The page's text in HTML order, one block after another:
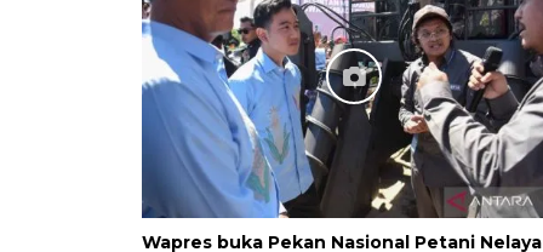
Wapres buka Pekan Nasional Petani